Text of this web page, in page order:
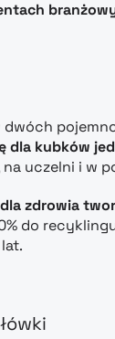
dwóch
dla kubków
uczelni i w
zdrowia
do